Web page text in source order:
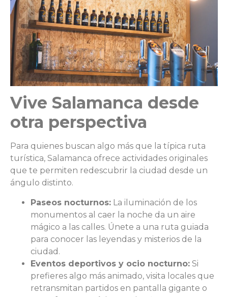
Vive Salamanca desde
otra perspectiva
Para quienes buscan algo más que la típica ruta
turística, Salamanca ofrece actividades originales
que te permiten redescubrir la ciudad desde un
ángulo distinto.
Paseos nocturnos: La iluminación de los
monumentos al caer la noche da un aire
mágico a las calles. Únete a una ruta guiada
para conocer las leyendas y misterios de la
ciudad.
Eventos deportivos y ocio nocturno: Si
prefieres algo más animado, visita locales que
retransmitan partidos en pantalla gigante o